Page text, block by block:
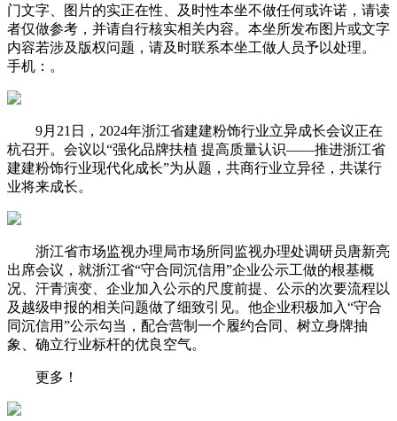
门文字、图片的实正在性、及时性本坐不做任何或许诺，请读
者仅做参考，并请自行核实相关内容。本坐所发布图片或文字
内容若涉及版权问题，请及时联系本坐工做人员予以处理。
手机：。
9月21日，2024年浙江省建建粉饰行业立异成长会议正在
杭召开。会议以“强化品牌扶植 提高质量认识——推进浙江省
建建粉饰行业现代化成长”为从题，共商行业立异径，共谋行
业将来成长。
浙江省市场监视办理局市场所同监视办理处调研员唐新亮
出席会议，就浙江省“守合同沉信用”企业公示工做的根基概
况、汗青演变、企业加入公示的尺度前提、公示的次要流程以
及越级申报的相关问题做了细致引见。他企业积极加入“守合
同沉信用”公示勾当，配合营制一个履约合同、树立身牌抽
象、确立行业标杆的优良空气。
更多！